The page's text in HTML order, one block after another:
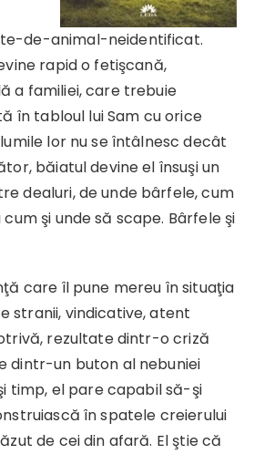
de-animal-neidentificat.
rapid o fetişcană,
a familiei, care trebuie
în tabloul lui Sam cu orice
lor nu se întâlnesc decât
băiatul devine el însuşi un
dealuri, de unde bârfele, cum
cum şi unde să scape. Bârfele şi
care îl pune mereu în situaţia
stranii, vindicative, atent
rezultate dintr-o criză
dintr-un buton al nebuniei
timp, el pare capabil să-şi
în spatele creierului
de cei din afară. El ştie că